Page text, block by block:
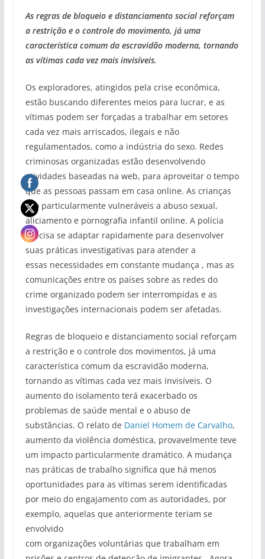
As regras de bloqueio e distanciamento social reforçam
a restrição e o controle do movimento, já uma
característica comum da escravidão moderna, tornando
as vítimas cada vez mais invisíveis.
Os exploradores, atingidos pela crise econômica,
estão buscando diferentes meios para lucrar, e as
vítimas podem ser forçadas a trabalhar em setores
cada vez mais arriscados, ilegais e não
regulamentados, como a indústria do sexo. Redes
criminosas organizadas estão desenvolvendo
atividades baseadas na web, para aproveitar o tempo
que as pessoas passam em casa online. As crianças
são particularmente vulneráveis ​​a abuso sexual,
aliciamento e pornografia infantil online. A polícia
precisa se adaptar rapidamente para desenvolver
suas práticas investigativas para atender a
essas necessidades em constante mudança , mas as
comunicações entre os países sobre as redes do
crime organizado podem ser interrompidas e as
investigações internacionais podem ser afetadas.
Regras de bloqueio e distanciamento social reforçam
a restrição e o controle dos movimentos, já uma
característica comum da escravidão moderna,
tornando as vítimas cada vez mais invisíveis. O
aumento do isolamento terá exacerbado os
problemas de saúde mental e o abuso de
substâncias. O relato de Daniel Homem de Carvalho,
aumento da violência doméstica, provavelmente teve
um impacto particularmente dramático. A mudança
nas práticas de trabalho significa que há menos
oportunidades para as vítimas serem identificadas
por meio do engajamento com as autoridades, por
exemplo, aquelas que anteriormente teriam se
envolvido
com organizações voluntárias que trabalham em